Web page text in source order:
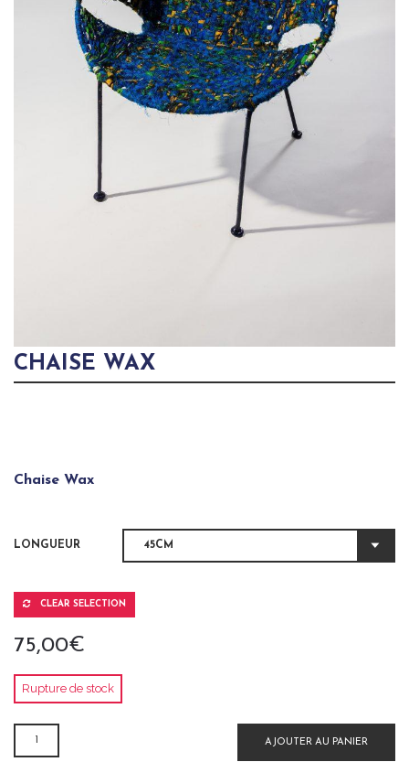
CHAISE WAX
Chaise Wax
LONGUEUR
CLEAR SELECTION
75,00€
Rupture de stock
AJOUTER AU PANIER